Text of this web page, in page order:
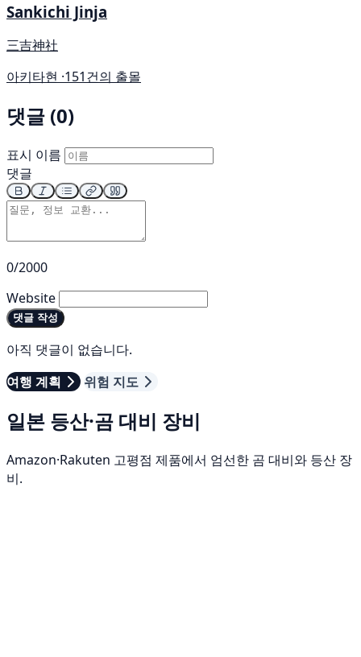
Sankichi Jinja
三吉神社
아키타현 ·151건의 출몰
댓글 (0)
표시 이름
댓글
0/2000
Website
댓글 작성
아직 댓글이 없습니다.
여행 계획
위험 지도
일본 등산·곰 대비 장비
Amazon·Rakuten 고평점 제품에서 엄선한 곰 대비와 등산 장
비.